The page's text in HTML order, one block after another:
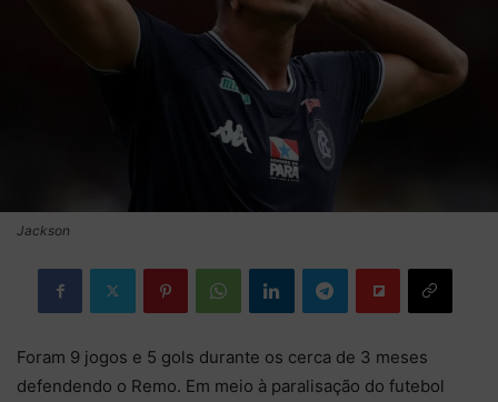
Jackson
Foram 9 jogos e 5 gols durante os cerca de 3 meses
defendendo o Remo. Em meio à paralisação do futebol